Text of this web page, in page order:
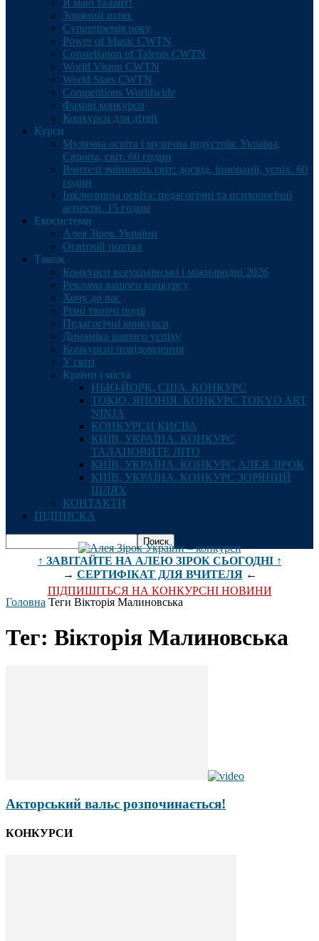
Я маю талант!
Зоряний шлях
Суперпремія року
Power of Music CWTN
Constellation of Talents CWTN
World Vision CWTN
World Stars CWTN
Competitions Worldwide
Фахові конкурси
Конкурси для дітей
Курси
Музична освіта і музична індустрія: Україна,
Європа, світ. 60 годин
Вчителі змінюють світ: досвід, інновації, успіх. 60
годин
Інклюзивна освіта: педагогічні та психологічні
аспекти. 15 годин
Екосистеми
Алея Зірок України
Освітній портал
Також
Конкурси всеукраїнські і міжнародні 2026
Реклама вашого конкурсу
Хочу до вас
Різні творчі події
Педагогічні конкурси
Динаміка вашого успіху
Конкурсні повідомлення
У світі
Країни і міста
НЬЮ-ЙОРК, США. КОНКУРС
ТОКІО, ЯПОНІЯ. КОНКУРС TOKYO ART
NINJA
КОНКУРСИ КИЄВА
КИЇВ, УКРАЇНА. КОНКУРС
ТАЛАНОВИТЕ ЛІТО
КИЇВ, УКРАЇНА. КОНКУРС АЛЕЯ ЗІРОК
КИЇВ, УКРАЇНА. КОНКУРС ЗОРЯНИЙ
ШЛЯХ
КОНТАКТИ
ПІДПИСКА
↑ ЗАВІТАЙТЕ НА АЛЕЮ ЗІРОК СЬОГОДНІ ↑
→ СЕРТИФІКАТ ДЛЯ ВЧИТЕЛЯ←
ПІДПИШІТЬСЯ НА КОНКУРСНІ НОВИНИ
Головна Теги Вікторія Малиновська
Тег: Вікторія Малиновська
Акторський вальс розпочинається!
КОНКУРСИ